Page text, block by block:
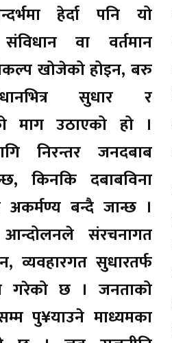
हेर्दा पनि यो
वा वर्तमान
खोजेको होइन, बरु
सुधार र
माग उठाएको हो ।
निरन्तर जनदबाब
किनकि दबाबविना
बन्दै जान्छ ।
संरचनागत
व्यवहारगत सुधारतर्फ
गरेको छ । जनताको
पु¥याउने माध्यमका